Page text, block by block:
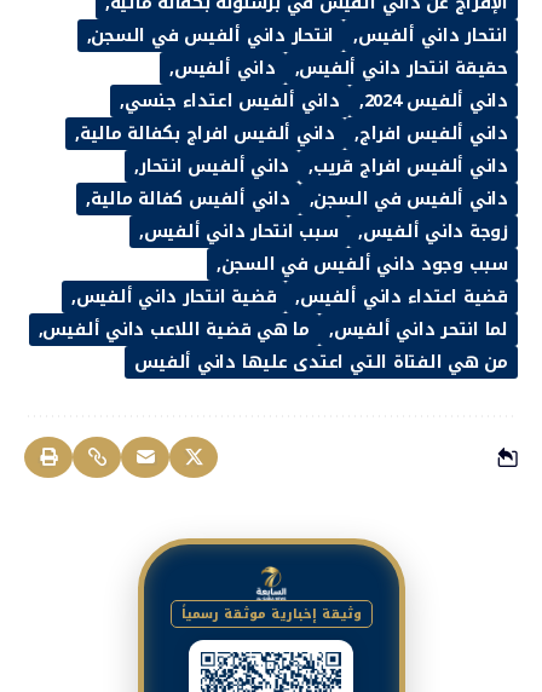
انتحار داني ألفيس
انتحار داني ألفيس في السجن
حقيقة انتحار داني ألفيس
داني ألفيس
داني ألفيس 2024
داني ألفيس اعتداء جنسي
داني ألفيس افراج
داني ألفيس افراج بكفالة مالية
داني ألفيس افراج قريب
داني ألفيس انتحار
داني ألفيس في السجن
داني ألفيس كفالة مالية
زوجة داني ألفيس
سبب انتحار داني ألفيس
سبب وجود داني ألفيس في السجن
قضية اعتداء داني ألفيس
قضية انتحار داني ألفيس
لما انتحر داني ألفيس
ما هي قضية اللاعب داني ألفيس
من هي الفتاة التي اعتدى عليها داني ألفيس
وثيقة إخبارية موثقة رسمياً